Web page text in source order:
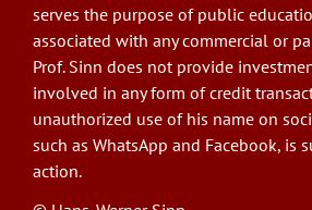
serves the purpose of public
associated with any commercial or
Prof. Sinn does not provide
involved in any form of credit
unauthorized use of his name on
such as WhatsApp and Facebook, is
action.